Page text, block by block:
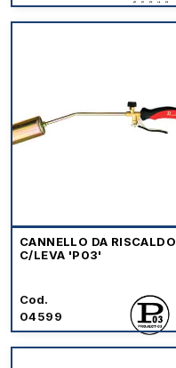
CANNELLO DA RISCALDO
C/LEVA 'P03'
Cod.
04599